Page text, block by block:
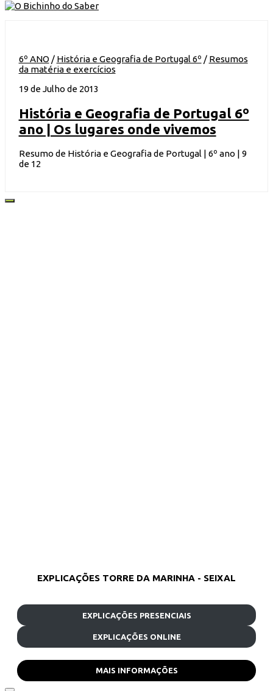
6º ANO / História e Geografia de Portugal 6º / Resumos
da matéria e exercícios
19 de Julho de 2013
História e Geografia de Portugal 6º
ano | Os lugares onde vivemos
Resumo de História e Geografia de Portugal | 6º ano | 9
de 12
EXPLICAÇÕES TORRE DA MARINHA - SEIXAL
EXPLICAÇÕES PRESENCIAIS
EXPLICAÇÕES ONLINE
MAIS INFORMAÇÕES